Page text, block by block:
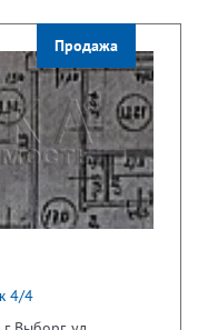
Продажа
4/4